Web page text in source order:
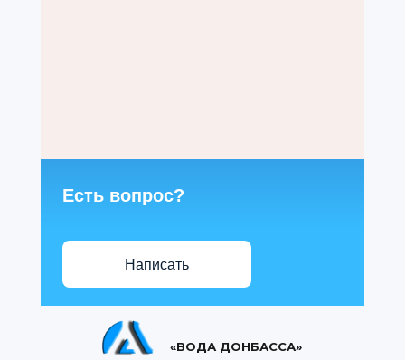
Есть вопрос?
Написать
«ВОДА ДОНБАССА»